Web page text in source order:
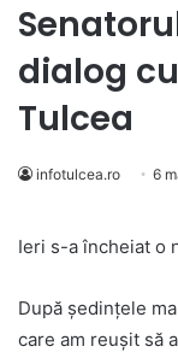
dialog
Tulcea
infotulcea.ro 6
Ieri s-a încheiat o
După ședințele
care am reușit să